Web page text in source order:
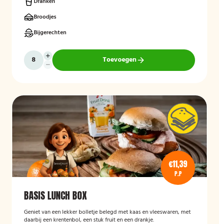
Broodjes
Bijgerechten
Toevoegen
€11,39
P.P
BASIS LUNCH BOX
Geniet van een lekker bolletje belegd met kaas en vleeswaren, met
daarbij een krentenbol, een stuk fruit en een drankje.